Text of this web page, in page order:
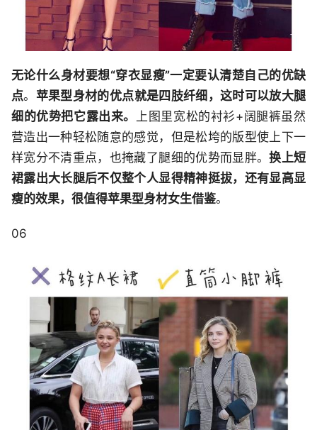
无论什么身材要想“穿衣显瘦”一定要认清楚自己的优缺
点。 苹果型身材的优点就是四肢纤细，这时可以放大腿
细的优势把它露出来。
上图里宽松的衬衫+阔腿裤虽然
营造出一种轻松随意的感觉，但是松垮的版型使上下一
样宽分不清重点，也掩藏了腿细的优势而显胖。换上短
裙露出大长腿后不仅整个人显得精神挺拔，还有显高显
瘦的效果，很值得苹果型身材女生借鉴。
06